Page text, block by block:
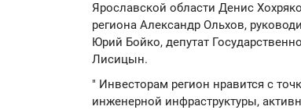
Ярославской области Денис
региона Александр Ольхов,
Юрий Бойко, депутат
Лисицын.
" Инвесторам регион нравится с
инженерной инфраструктуры,